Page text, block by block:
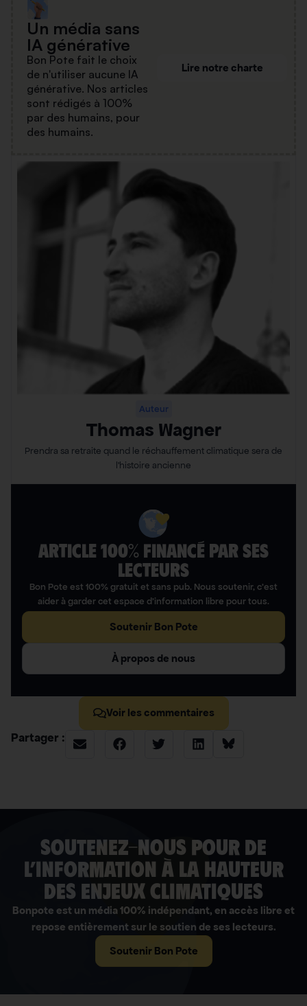
Un média sans
IA générative
Bon Pote fait le choix
de n'utiliser aucune IA
générative. Nos articles
sont rédigés à 100%
par des humains, pour
des humains.
Lire notre charte
Auteur
Thomas Wagner
Prendra sa retraite quand le réchauffement climatique sera de
l’histoire ancienne
ARTICLE 100% FINANCÉ PAR SES
LECTEURS​
Bon Pote est 100% gratuit et sans pub. Nous soutenir, c’est
aider à garder cet espace d’information libre pour tous.
Soutenir Bon Pote
À propos de nous
Voir les commentaires
Partager :
soutenez-nous pour de
l’information à la hauteur
des enjeux climatiques
Bonpote est un média 100% indépendant, en accès libre et
repose entièrement sur le soutien de ses lecteurs.
Soutenir Bon Pote